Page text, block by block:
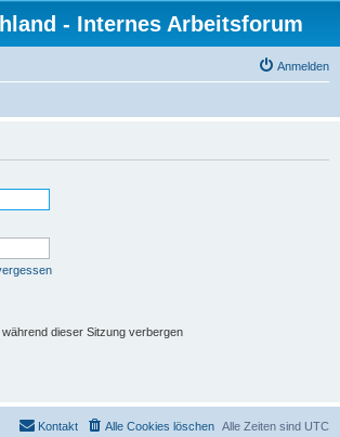
- Internes Arbeitsforum
Anmelden
dieser Sitzung verbergen
Alle Zeiten sind UTC
Alle Cookies löschen
Kontakt